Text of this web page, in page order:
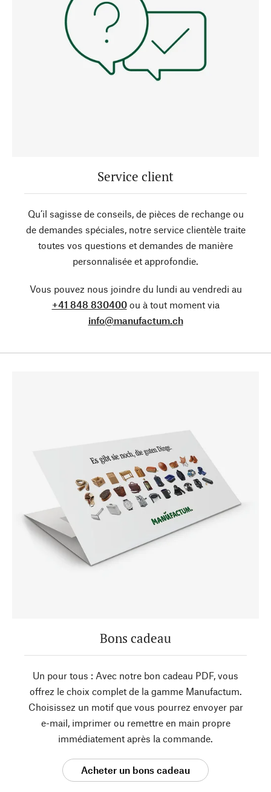
Service client
Qu’il sagisse de conseils, de pièces de rechange ou
de demandes spéciales, notre service clientèle traite
toutes vos questions et demandes de manière
personnalisée et approfondie.
Vous pouvez nous joindre du lundi au vendredi au
+41 848 830400ou à tout moment via
info@manufactum.ch
Bons cadeau
Un pour tous : Avec notre bon cadeau PDF, vous
offrez le choix complet de la gamme Manufactum.
Choisissez un motif que vous pourrez envoyer par
e-mail, imprimer ou remettre en main propre
immédiatement après la commande.
Acheter un bons cadeau